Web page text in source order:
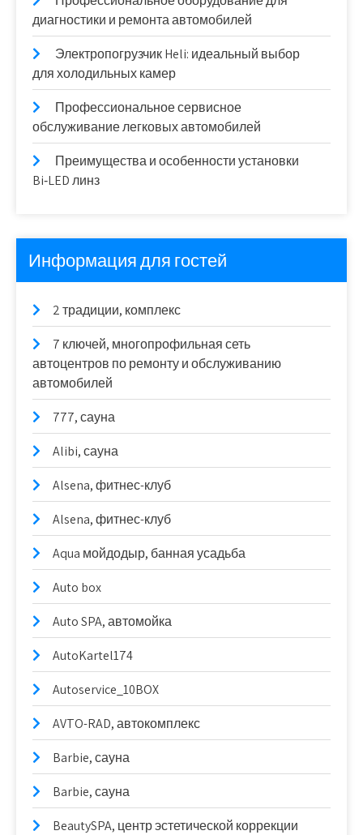
диагностики и ремонта автомобилей
Электропогрузчик Heli: идеальный выбор
для холодильных камер
Профессиональное сервисное
обслуживание легковых автомобилей
Преимущества и особенности установки
Bi‑LED линз
Информация для гостей
2 традиции, комплекс
7 ключей, многопрофильная сеть
автоцентров по ремонту и обслуживанию
автомобилей
777, сауна
Alibi, сауна
Alsena, фитнес-клуб
Alsena, фитнес-клуб
Aqua мойдодыр, банная усадьба
Auto box
Auto SPA, автомойка
AutoKartel174
Autoservice_10BOX
AVTO-RAD, автокомплекс
Barbie, сауна
Barbie, сауна
BeautySPA, центр эстетической коррекции